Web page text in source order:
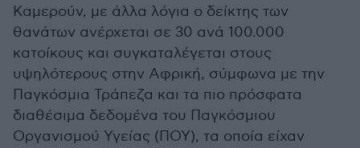
Καμερούν, με άλλα λόγια ο δείκτης των
θανάτων ανέρχεται σε 30 ανά 100.000
κατοίκους και συγκαταλέγεται στους
υψηλότερους στην Αφρική, σύμφωνα με την
Παγκόσμια Τράπεζα και τα πιο πρόσφατα
διαθέσιμα δεδομένα του Παγκόσμιου
Οργανισμού Υγείας (ΠΟΥ), τα οποία είχαν